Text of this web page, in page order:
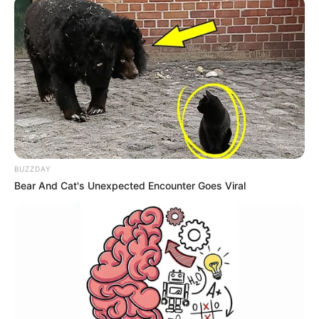
-ad3
📊Principais pontos do Projeto de Lei nº 2769/2025
O texto apresentado altera a composição dosConselhos de
Saúdepara assegurar espaço institucional aos profissionais da
linha de frente. A proposta enfatiza aimportância da experiência
PLP 185: Mobilização em Brasília .
IFA: Plano de ação para Receber .
PEC 14 avança no Congresso...
3ª Turma do Mais Saúde com Agente.
Cidades que entregam motocicletas
BUZZDAY
Bear And Cat's Unexpected Encounter Goes Viral